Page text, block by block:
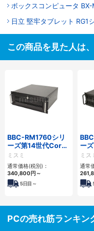
ボックスコンピュータ
日立 堅牢タブレット RG1
この商品を見た人は
BBC-RM1760シリ
ーズ第14世代Core
対応ラックマウント
3PCIe
ミスミ
通常価格(税別)：
340,800円～
5日目～
ー
応
ミス
通常
PCの売れ筋ランキン